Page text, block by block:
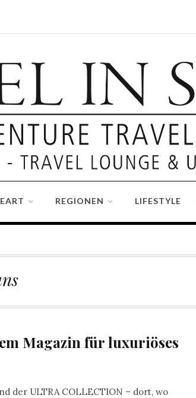
REGIONEN LIFESTYLE
Magazin für luxuriöses
der ULTRA COLLECTION – dort, wo